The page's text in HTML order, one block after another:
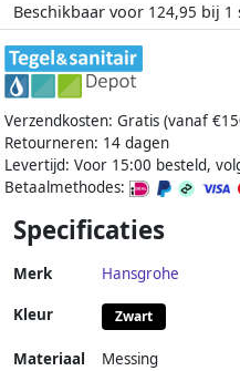
Beschikbaar voor 124,95 bij 1
Verzendkosten: Gratis (vanaf
Retourneren: 14 dagen
Levertijd: Voor 15:00 besteld,
Betaalmethodes:
Specificaties
Merk Hansgrohe
Kleur Zwart
Materiaal Messing